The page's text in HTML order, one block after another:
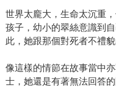
世界太龐大，生命太沉重
孩子，幼小的翠絲意識到
此，她跟那個對死者不禮
像這樣的情節在故事當中
士，她還是有著無法回答